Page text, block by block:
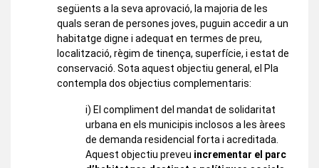
següents a la seva aprovació, la majoria de les
quals seran de persones joves, puguin accedir a un
habitatge digne i adequat en termes de preu,
localització, règim de tinença, superfície, i estat de
conservació. Sota aquest objectiu general, el Pla
contempla dos objectius complementaris:
i) El compliment del mandat de solidaritat
urbana en els municipis inclosos a les àrees
de demanda residencial forta i acreditada.
Aquest objectiu preveu incrementar el parc